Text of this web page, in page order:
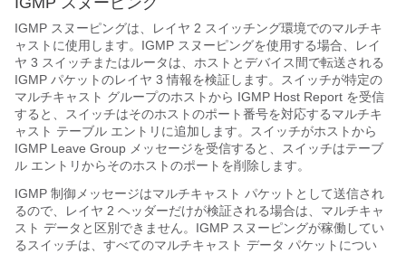
IGMP スヌーピングは、レイヤ 2 スイッチング環境でのマルチキ
ャストに使用します。IGMP スヌーピングを使用する場合、レイ
ヤ 3 スイッチまたはルータは、ホストとデバイス間で転送される
IGMP パケットのレイヤ 3 情報を検証します。スイッチが特定の
マルチキャスト グループのホストから IGMP Host Report を受信
すると、スイッチはそのホストのポート番号を対応するマルチキ
ャスト テーブル エントリに追加します。スイッチがホストから
IGMP Leave Group メッセージを受信すると、スイッチはテーブ
ル エントリからそのホストのポートを削除します。
IGMP 制御メッセージはマルチキャスト パケットとして送信され
るので、レイヤ 2 ヘッダーだけが検証される場合は、マルチキャ
スト データと区別できません。IGMP スヌーピングが稼働してい
るスイッチは、すべてのマルチキャスト データ パケットについ